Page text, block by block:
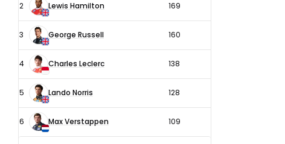
2 Lewis Hamilton 169
3 George Russell 160
4 Charles Leclerc 138
5 Lando Norris 128
6 Max Verstappen 109